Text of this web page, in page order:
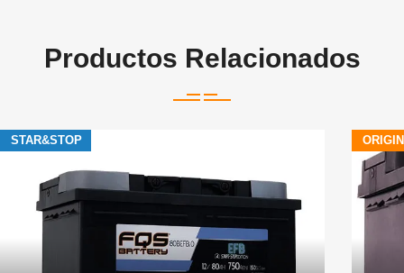
Productos Relacionados
STAR&STOP